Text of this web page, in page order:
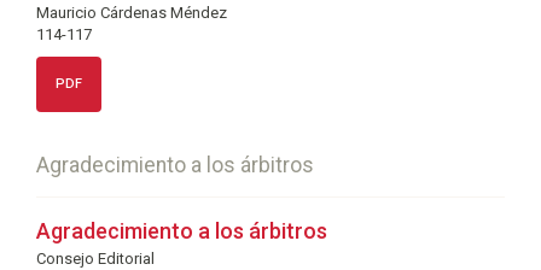
Mauricio Cárdenas Méndez
114-117
PDF
Agradecimiento a los árbitros
Agradecimiento a los árbitros
Consejo Editorial